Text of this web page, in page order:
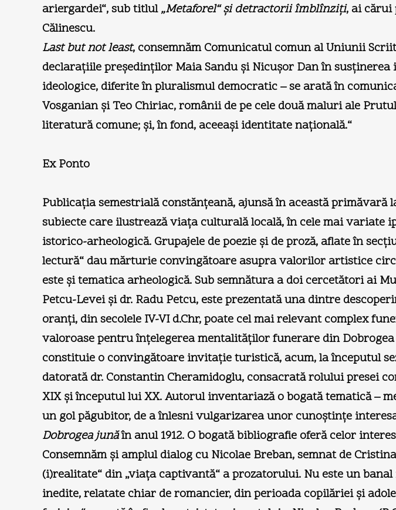
ariergardei“, sub titlul„Metaforel“ şi detractorii îmblînziţi, ai cărui
Călinescu.
Last but not least, consemnăm Comunicatul comun al Uniunii
declaraţiile preşedinţilor Maia Sandu şi Nicuşor Dan în
ideologice, diferite în pluralismul democratic – se arată în
Vosganian şi Teo Chiriac, românii de pe cele două maluri ale
literatură comune; şi, în fond, aceeaşi identitate naţională.“
Ex Ponto
Publicaţia semestrială constănţeană, ajun­­să în această primăvară
subiecte care ilustrează viaţa culturală locală, în cele mai variate
istorico-arheologică. Grupajele de poezie şi de proză, aflate în
lectură“ dau mărturie convingătoare asupra valorilor artistice
este şi tematica arheologică. Sub semnătura a doi cercetători ai
Petcu-Levei şi dr. Radu Petcu, este prezentată una dintre
oranţi, din secolele IV-VI d.Chr, poate cel mai relevant complex
valoroase pentru înţelegerea mentalităţilor funerare din
constituie o convingătoare invitaţie turistică, acum, la începutul
datorată dr. Constantin Cheramidoglu, consacrată rolului presei
XIX şi începutul lui XX. Autorul inventariază o bogată tematică –
un gol păgubitor, de a înlesni vulgarizarea unor cunoştinţe
Dobrogea junăîn anul 1912. O bogată bibliografie oferă celor
Consemnăm şi amplul dialog cu Nicolae Breban, semnat de
(i)realitate“ din „viaţa captivantă“ a prozatorului. Nu este un
inedite, relatate chiar de romancier, din perioada copilăriei şi